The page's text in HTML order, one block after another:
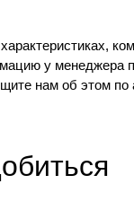
у менеджера
нам об этом по